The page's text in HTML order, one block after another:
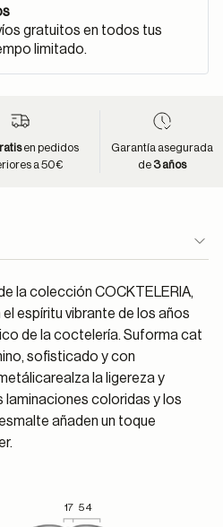
gratuitos en todos tus
limitado.
en pedidos
a 50€
Garantía asegurada
de 3 años
la colección COCKTELERIA,
espíritu vibrante de los años
de la coctelería. Suforma cat
sofisticado y con
la ligereza y
laminaciones coloridas y los
añaden un toque
17 54